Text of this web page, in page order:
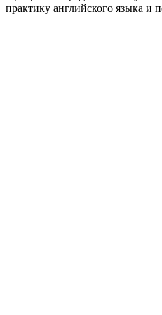
практику английского языка и